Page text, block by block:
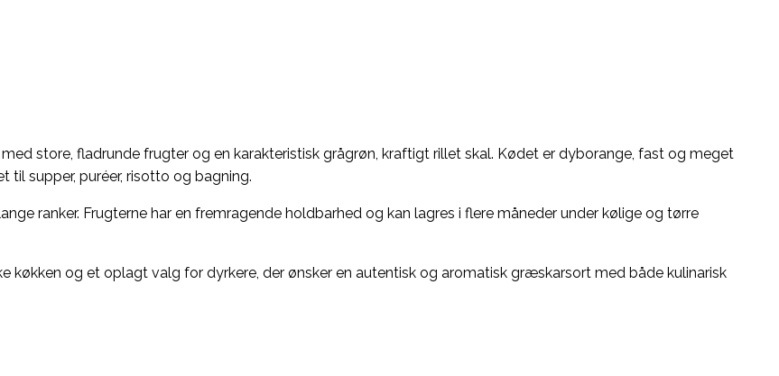
store, fladrunde frugter og en karakteristisk grågrøn, kraftigt rillet skal. Kødet er dyborange, fast og meget
supper, puréer, risotto og bagning.
ranker. Frugterne har en fremragende holdbarhed og kan lagres i flere måneder under kølige og tørre
køkken og et oplagt valg for dyrkere, der ønsker en autentisk og aromatisk græskarsort med både kulinarisk